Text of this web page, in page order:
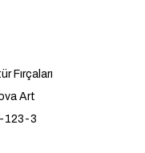
Fırçaları
Art
123-3